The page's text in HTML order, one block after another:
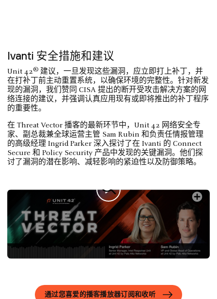
Ivanti 安全措施和建议
Unit 42® 建议，一旦发现这些漏洞，应立即打上补丁，并
在打补丁前主动重置系统，以确保环境的完整性。针对新发
现的漏洞，我们赞同 CISA 提出的断开受攻击解决方案的网
络连接的建议，并强调认真应用现有或即将推出的补丁程序
的重要性。
在 Threat Vector 播客的最新环节中，Unit 42 网络安全专
家、副总裁兼全球运营主管 Sam Rubin 和负责任情报管理
的高级经理 Ingrid Parker 深入探讨了在 Ivanti 的 Connect
Secure 和 Policy Security 产品中发现的关键漏洞。他们探
讨了漏洞的潜在影响、减轻影响的紧迫性以及防御策略。
通过您喜爱的播客播放器订阅和收听